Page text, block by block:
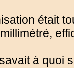
était
à quoi